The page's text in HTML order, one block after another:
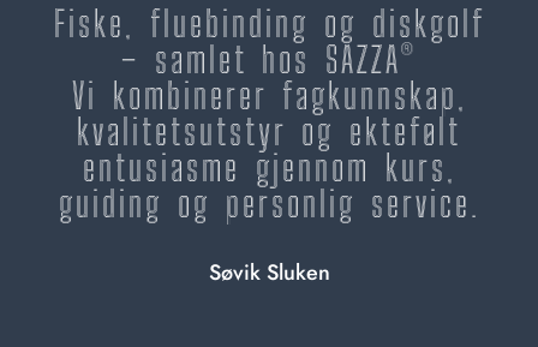
Fiske, fluebinding og diskgolf
– samlet hos SAZZA®
Vi kombinerer fagkunnskap,
kvalitetsutstyr og ektefølt
entusiasme gjennom kurs,
guiding og personlig service.
Søvik Sluken